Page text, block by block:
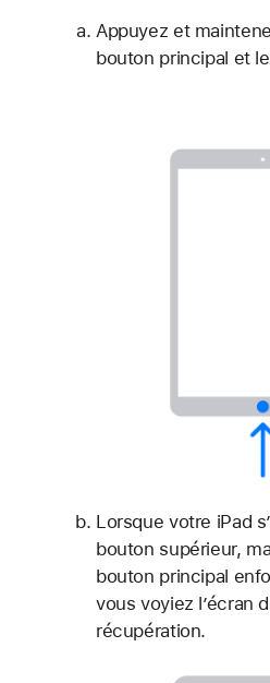
Appuyez et
bouton principal et
Lorsque votre iPad
bouton supérieur,
bouton principal
vous voyiez l’écran
récupération.